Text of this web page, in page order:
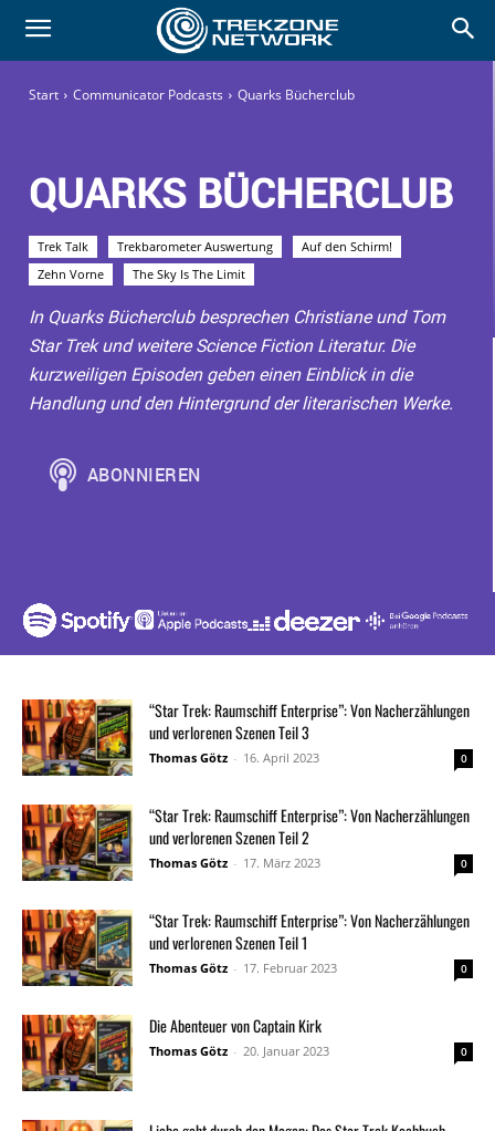
Start Communicator Podcasts Quarks Bücherclub
QUARKS BÜCHERCLUB
Trek Talk Trekbarometer Auswertung
Auf den Schirm!
Zehn Vorne
The Sky Is The Limit
In Quarks Bücherclub besprechen Christiane und Tom
Star Trek und weitere Science Fiction Literatur. Die
kurzweiligen Episoden geben einen Einblick in die
Handlung und den Hintergrund der literarischen Werke.
“Star Trek: Raumschiff Enterprise”: Von Nacherzählungen
und verlorenen Szenen Teil 3
Thomas Götz - 16. April 2023 0
“Star Trek: Raumschiff Enterprise”: Von Nacherzählungen
und verlorenen Szenen Teil 2
Thomas Götz - 17. März 2023 0
“Star Trek: Raumschiff Enterprise”: Von Nacherzählungen
und verlorenen Szenen Teil 1
Thomas Götz - 17. Februar 2023 0
Die Abenteuer von Captain Kirk
Thomas Götz - 20. Januar 2023 0